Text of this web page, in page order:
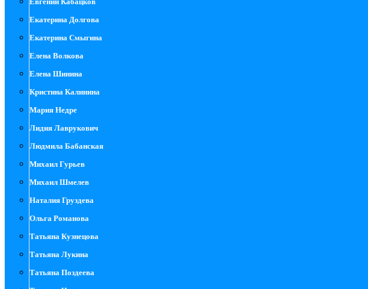
Екатерина Долгова
Екатерина Смыгина
Елена Волкова
Елена Шинина
Кристина Калинина
Мария Недре
Лидия Лаврукович
Людмила Бабанская
Михаил Гурьев
Михаил Шмелев
Наталия Груздева
Ольга Романова
Татьяна Кузнецова
Татьяна Лукина
Татьяна Поздеева